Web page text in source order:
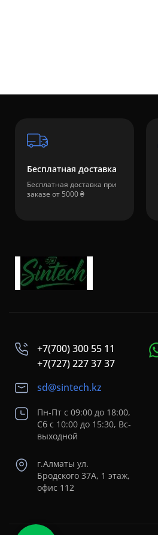
Бесплатная доставка
Бесплатная доставка при
заказе от 5000 ₴
+7(700) 300 55 11
+7(727) 227 37 37
sd@sintech.kz
Пн-Пт с 09:00 до 18:00,
Сб с 10:00 до 15:30, Вс-
выходной
г.Алматы ул.
Бродского 37A, 1 этаж,
офис 112